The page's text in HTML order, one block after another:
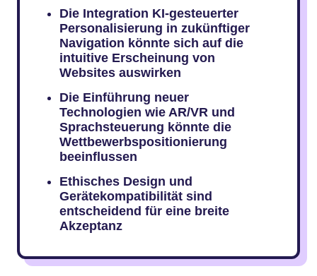
Die Integration KI-gesteuerter
Personalisierung in zukünftiger
Navigation könnte sich auf die
intuitive Erscheinung von
Websites auswirken
Die Einführung neuer
Technologien wie AR/VR und
Sprachsteuerung könnte die
Wettbewerbspositionierung
beeinflussen
Ethisches Design und
Gerätekompatibilität sind
entscheidend für eine breite
Akzeptanz